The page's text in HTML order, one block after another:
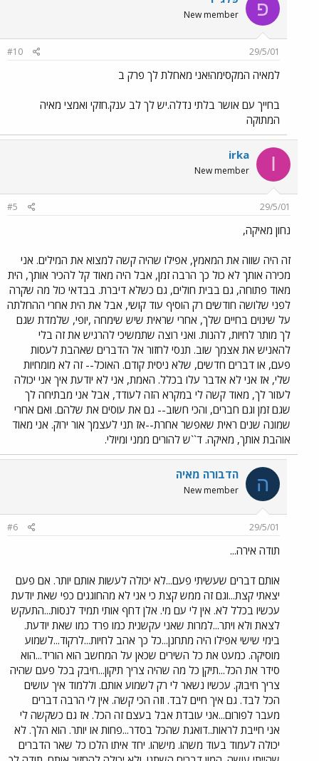
פ New member
29/5/01
#10
למאיה המקסימה!אני מאחלת לך פרק ב
בחייך עם אושר בלתי נדלה.יש לך לב ענק.חזקי ואמצי מאיה
המתוקה
I
irka
New member
29/5/01
#5
נחון מאיקה,
זה היה שווה את המאמץ, אפילו שהיה קשה למצוא את המילים. אני
מכירה אותך לא כול כך הרבה זמן, אבל היה מאוד קל להכיר אותך, הית
מאוד פתוחה, גם בבית חולים, גם כשלא דיברת. בבדאי כול מה שקרה
לפני שלושה חודשים רק הוסיף עוד קושי, אבל את הית אחרי ההחלתה
על שינוים בחיים שלך, אחרי שראית שיש שימחה ,יופי, שלמדת שגם
לך מותר לחיות, להנות. ואני רוצה שתמשיכי להרגיש את זה בלי
להאניש את אצמך שוב. תנסי לחזור אל הדברים שאהבת לעסות
פעם, או דברים חדשים, שלא ניסית קודם. האוכל-- זה לא מומחיות
שלי, אז אני לא אדבר עלו בכלל. האמת, אני לא יודעת איך אני יכולה
לעזור לך, מאוד קשה לי במקרא הזה לעודד, אבל אני מבתיחה לך
שגם זמן וגם חברים, והכי חשוב-- גם את עוסים את שלהם. ואם אחרי
שמונה שנים ראית שאפשר אחרת--אז תני לעצמך אור ירוק. אני מאוד
אוהבת אותך, מאיקה. ד``ש להורים ממני ומיולי.
ה הדבורה מאיה
New member
29/5/01
#6
תודה אירה...
אותם דברים שעשיתי פעם...לא יכולה לעשות אותם יותר. אם פעם
יצאתי קצת...וגם זה ממש קצת כי אני לא מהחוגגים כפי שאת יודעת
עכשיו בכלל לא. אין לי עם מי. אלן דחף אותי תמיד לנסות...התעקש
לצאת ולא ויתר...למרות שאני עקשנית כמו פרד כמו שאת יודעת.
בימי שישי אפילו היה מתחנן...כל כך אהב לחיות...לרקוד...לשמוע
מוסיקה. כמעט את כל השירים שכאן על המחשב הוא הוריד...הוא
סידר את הכל...תיקן כל מה שהיה צריך תיקון...חיבק בכל פעם שהיה
צריך חיבוק. עכשיו נשאר לי רק לשמוע אותם. וללמוד איך עושים
הכל לבד. גם איך חיים לבד. וזה הכי קשה. אין לי הרבה דברים
מעבר לפורום...אני עובדת אבל בעצם זה הכל. אז גם כשקשה לי
אני חייבת לראות..דואגת שהכל בסדר...פחות או יותר. הוא הלך. לא
יכולה לעמוד בעוד משהו. מישהו. יחד איתו הלכו כל שאר הדברים